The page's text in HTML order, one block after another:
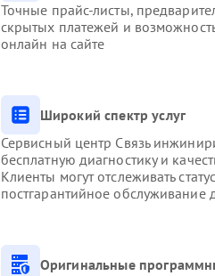
Точные прайс-листы,
скрытых платежей и
онлайн на сайте
Широкий спектр услуг
Сервисный центр Связь
бесплатную диагностику и
Клиенты могут отслеживать
постгарантийное
Оригинальные